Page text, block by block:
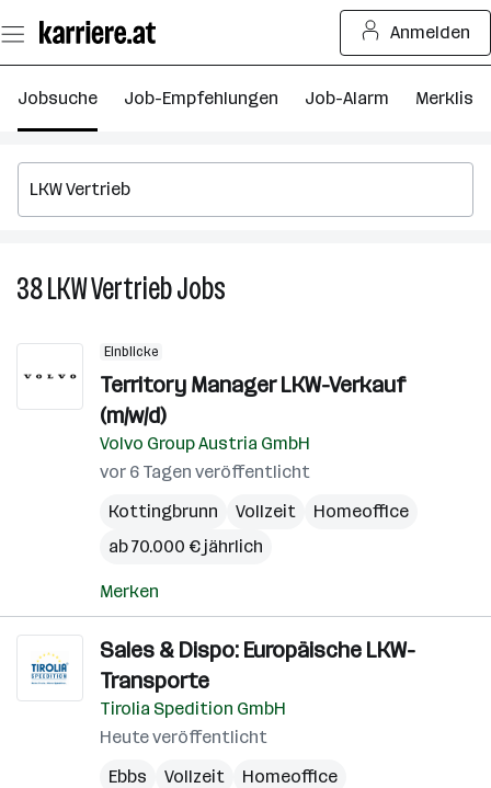
Seiteninhalt
springen
Anmelden
Jobsuche Job-Empfehlungen Job-Alarm Merkliste
38LKW VertriebJobs
Einblicke
Territory Manager LKW-Verkauf
(m/w/d)
Volvo Group Austria GmbH
vor 6 Tagen veröffentlicht
Kottingbrunn
Vollzeit
Homeoffice
ab 70.000 € jährlich
Merken
Sales & Dispo: Europäische LKW-
Transporte
Tirolia Spedition GmbH
Heute veröffentlicht
Ebbs
Vollzeit
Homeoffice